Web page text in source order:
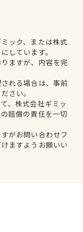
ック、または株式
しています。
ますが、内容を完
れる場合は、事前
さい。
、株式会社ギミッ
賠償の責任を一切
がお問い合わせフ
ますようお願いい